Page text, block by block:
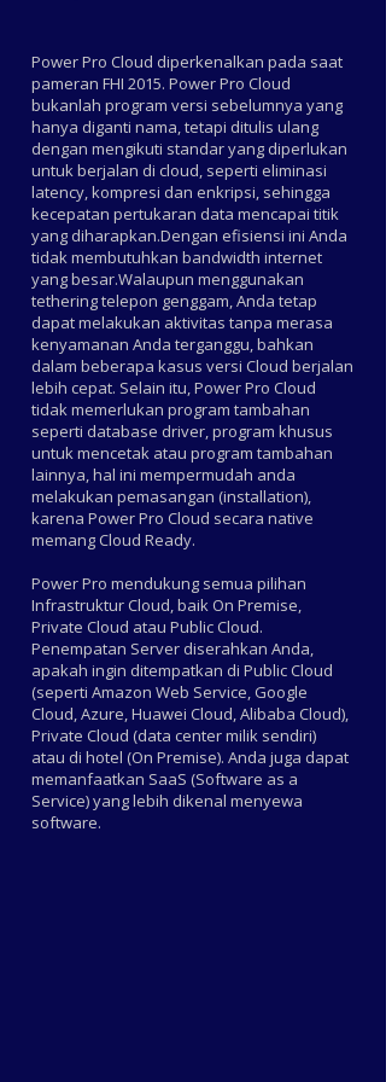
Power Pro Cloud diperkenalkan pada saat
pameran FHI 2015. Power Pro Cloud
bukanlah program versi sebelumnya yang
hanya diganti nama, tetapi ditulis ulang
dengan mengikuti standar yang diperlukan
untuk berjalan di cloud, seperti eliminasi
latency, kompresi dan enkripsi, sehingga
kecepatan pertukaran data mencapai titik
yang diharapkan.Dengan efisiensi ini Anda
tidak membutuhkan bandwidth internet
yang besar.Walaupun menggunakan
tethering telepon genggam, Anda tetap
dapat melakukan aktivitas tanpa merasa
kenyamanan Anda terganggu, bahkan
dalam beberapa kasus versi Cloud berjalan
lebih cepat. Selain itu, Power Pro Cloud
tidak memerlukan program tambahan
seperti database driver, program khusus
untuk mencetak atau program tambahan
lainnya, hal ini mempermudah anda
melakukan pemasangan (installation),
karena Power Pro Cloud secara native
memang Cloud Ready.
Power Pro mendukung semua pilihan
Infrastruktur Cloud, baik On Premise,
Private Cloud atau Public Cloud.
Penempatan Server diserahkan Anda,
apakah ingin ditempatkan di Public Cloud
(seperti Amazon Web Service, Google
Cloud, Azure, Huawei Cloud, Alibaba Cloud),
Private Cloud (data center milik sendiri)
atau di hotel (On Premise). Anda juga dapat
memanfaatkan SaaS (Software as a
Service) yang lebih dikenal menyewa
software.